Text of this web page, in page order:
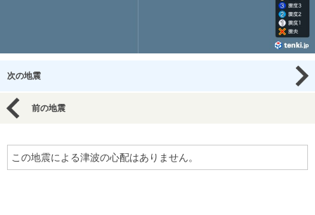
次の地震
前の地震
この地震による津波の心配はありません。